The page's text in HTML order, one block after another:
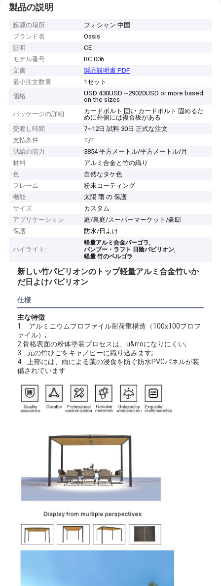
製品の説明
起源の場所
フォシャン 中国
ブランド名
Oasis
証明
CE
モデル番号
BC 006
文書
製品説明書 PDF
最小注文数量
1セット
価格
USD 430USD ~29020USD or more based
on the sizes
パッケージの詳細
カードボルト 固い カードボルト 固めるた
めに外側には複合板がある
受渡し時間
7~12日 試料 30日 正式な注文
支払条件
T/T
供給の能力
3854 平方メートル/平方メートル/月
材料
アルミ合金と竹の織り
色
自然なタケ色
フレーム
粉末コーティング
機能
太陽 雨 の 保護
サイズ
カスタム
アプリケーション
庭/裏庭/スーパーマーケット/豪邸
保護
防水/日よけ
ハイライト:
軽量アルミ合金パーゴラ,
バンブー・ラフト 日陰パビリオン,
軽量 竹のペルゴラ
新しい竹パビリオンのトップ軽量アルミ合金竹いか
だ日よけパビリオン
仕様
主な特徴
1. アルミニウムプロファイル耐荷重構造（100x100プロフ
ァイル）;
2.骨格表面の粉体塗装プロセスは、u&rroになりにくい;
3. 元の竹ひごをキャノピーに織り込みます;
4. 上部には、雨による葉の浸食を防ぐ防水PVCパネルが装
備されています